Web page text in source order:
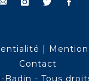
|
Contact
- Tous